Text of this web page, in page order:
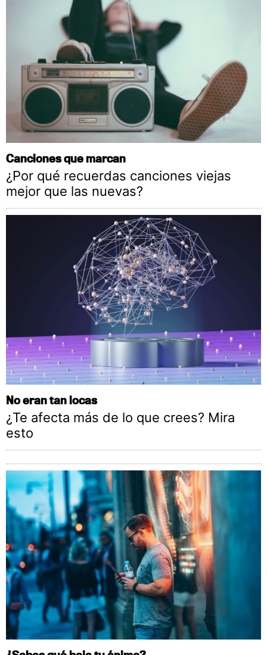
Canciones que marcan
¿Por qué recuerdas canciones viejas
mejor que las nuevas?
No eran tan locas
¿Te afecta más de lo que crees? Mira
esto